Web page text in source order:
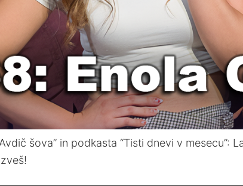
šova” in podkasta “Tisti dnevi v mesecu”: